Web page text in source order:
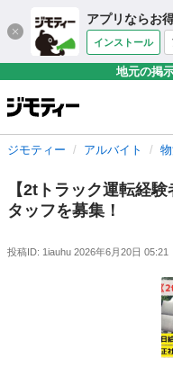
アプリならお
インストール
地元の掲
ジモティー アルバイト
【2tトラック運転経
タッフを募集！
投稿ID: 1iauhu 2026年6月20日 05:21